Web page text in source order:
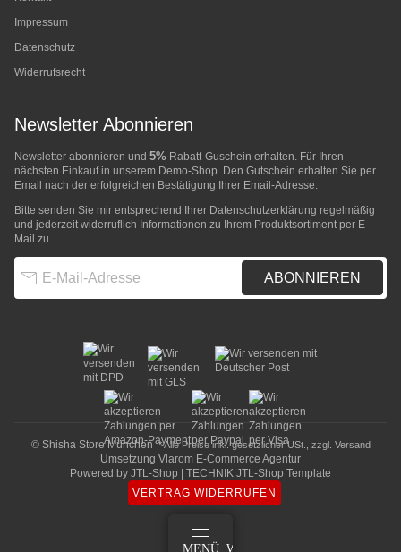
Impressum
Datenschutz
Widerrufsrecht
Newsletter Abonnieren
Newsletter abonnieren und 5% Rabatt-Guschein erhalten. Für Ihren
nächsten Einkauf in unserem Demo-Shop. Den Gutschein erhalten Sie per
Email nach der erfolgreichen Bestätigung Ihrer Email-Adresse.
Bitte senden Sie mir entsprechend Ihrer Datenschutzerklärung regelmäßig
und jederzeit widerruflich Informationen zu Ihrem Produktsortiment per E-
Mail zu.
ABONNIEREN
© Shisha Store München* Alle Preise inkl. gesetzlicher USt., zzgl. Versand
Umsetzung Vlarom E-Commerce Agentur
Powered by JTL-Shop
TECHNIK JTL-Shop Template
VERTRAG WIDERRUFEN
MENÜ WARENKORB